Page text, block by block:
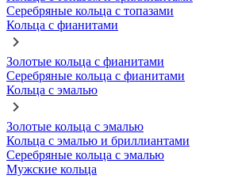
Серебряные кольца с топазами
Кольца с фианитами
Золотые кольца с фианитами
Серебряные кольца с фианитами
Кольца с эмалью
Золотые кольца с эмалью
Кольца с эмалью и бриллиантами
Серебряные кольца с эмалью
Мужские кольца